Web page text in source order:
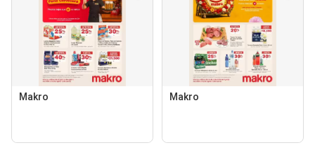
Makro Makro